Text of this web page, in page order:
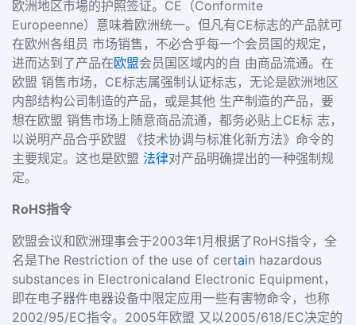
欧洲地区市場的护照签证。CE（Conformite
Europeenne）意味着欧洲统一。但凡有CE标志的产品就可
在欧州各组员 市场销售，不必合乎每一个会员国的规定，
进而达到了产品在欧盟会员国区域内的自 由商品流通。在
欧盟 销售市场，CE标志属强制认证标志，无论是欧洲地区
内部结构公司制造的产品，或是其他 生产制造的产品，要
想在欧盟 销售市场上随意商品流通，都务必贴上CE标 志，
以说明产品合乎欧盟 《技术协调与标准化新方法》命令的
主要规定。这也是欧盟 法律对产品明确提出的一种强制规
定。
RoHS指令
欧盟会议和欧洲理事会于2003年1月根据了RoHS指令，全
名是The Restriction of the use of certain hazardous
substances in Electronicaland Electronic Equipment，
即在电子器件电器设备中限定应用一些有害物命令，也称
2002/95/EC指令。2005年欧盟 又以2005/618/EC决定的